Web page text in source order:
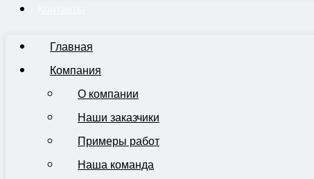
Главная
Компания
О компании
Наши заказчики
Примеры работ
Наша команда